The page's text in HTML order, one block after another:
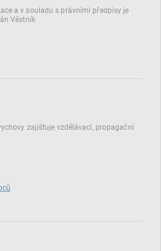
a v souladu s právními předpisy je
Věstník
zajišťuje vzdělávací, propagační